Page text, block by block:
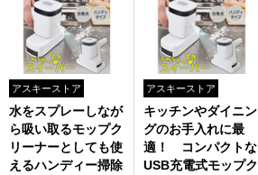
アスキーストア
水をスプレーしなが
ら吸い取るモップク
リーナーとしても使
えるハンディー掃除
アスキーストア
キッチンやダイニン
グのお手入れに最
適！ コンパクトな
USB充電式モップク